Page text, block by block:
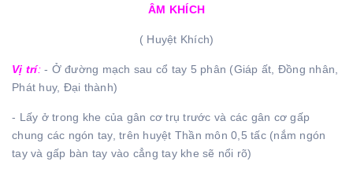
ÂM KHÍCH
( Huyệt Khích)
Vị trí:- Ở đường mạch sau cổ tay 5 phân (Giáp ất, Đồng nhân,
Phát huy, Đại thành)
- Lấy ở trong khe của gân cơ trụ trước và các gân cơ gấp
chung các ngón tay, trên huyệt Thần môn 0,5 tấc (nắm ngón
tay và gấp bàn tay vào cẳng tay khe sẽ nổi rõ)